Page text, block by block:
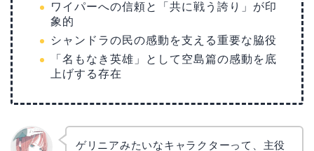
ワイパーへの信頼と「共に戦う誇り」が印
象的
シャンドラの民の感動を支える重要な脇役
「名もなき英雄」として空島篇の感動を底
上げする存在
ゲリニアみたいなキャラクターって、主役